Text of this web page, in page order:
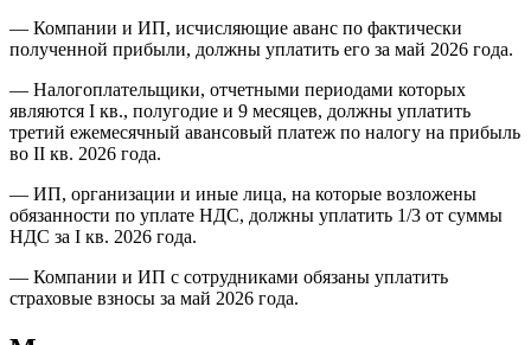
— Компании и ИП, исчисляющие аванс по фактически
полученной прибыли, должны уплатить его за май 2026 года.
— Налогоплательщики, отчетными периодами которых
являются I кв., полугодие и 9 месяцев, должны уплатить
третий ежемесячный авансовый платеж по налогу на прибыль
во II кв. 2026 года.
— ИП, организации и иные лица, на которые возложены
обязанности по уплате НДС, должны уплатить 1/3 от суммы
НДС за I кв. 2026 года.
— Компании и ИП с сотрудниками обязаны уплатить
страховые взносы за май 2026 года.